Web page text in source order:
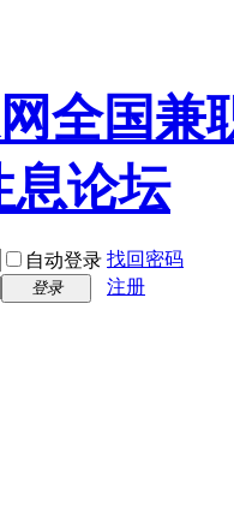
自动登录 找回密码
登录 注册